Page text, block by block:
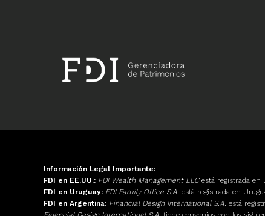
Información Legal Importante:
FDI en EE.UU.: FDI Wealth Management LLCestá registrada en
FDI en Uruguay: FDI Family Office S.A. está registrada en
FDI en Argentina: Financial Design International S.A. está